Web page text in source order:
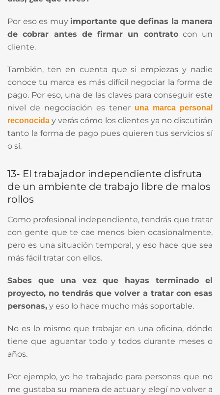
Por eso es muy importante que definas la manera
de cobrar antes de firmar un contratocon un
cliente.
También, ten en cuenta que si empiezas y nadie
conoce tu marca es más difícil negociar la forma de
pago. Por eso, una de las claves para conseguir este
nivel de negociación es tener una marca personal
reconociday verás cómo los clientes ya no discutirán
tanto la forma de pago pues quieren tus servicios sí
o sí.
13- El trabajador independiente disfruta
de un ambiente de trabajo libre de malos
rollos
Como profesional independiente, tendrás que tratar
con gente que te cae menos bien ocasionalmente,
pero es una situación temporal, y eso hace que sea
más fácil tratar con ellos.
Sabes que una vez que hayas terminado el
proyecto, no tendrás que volver a tratar con esas
personas, y eso lo hace mucho más soportable.
No es lo mismo que trabajar en una oficina, dónde
tiene que aguantar todo y todos durante meses o
años.
Por ejemplo, yo he trabajado para personas que no
me gustaba su manera de actuar y elegí no volver a